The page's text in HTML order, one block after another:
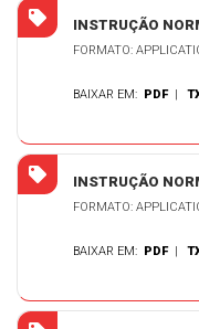
INSTRUÇÃO
FORMATO:
BAIXAR EM: PDF |
INSTRUÇÃO
FORMATO:
BAIXAR EM: PDF |